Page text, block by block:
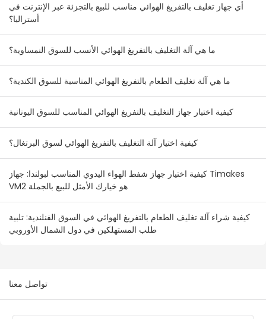
أي جهاز تغليف بالتفريغ الهوائي مناسب للبيع بالتجزئة عبر الإنترنت في
أستراليا؟
ما هي آلة التغليف بالتفريغ الهوائي الأنسب للسوق النمساوية؟
ما هي آلة تغليف الطعام بالتفريغ الهوائي المناسبة للسوق الكندية؟
كيفية اختيار جهاز التغليف بالتفريغ الهوائي المناسب للسوق اليونانية
كيفية اختيار آلة التغليف بالتفريغ الهوائي لسوق البرتغال؟
كيفية اختيار جهاز شفط الهواء اليدوي المناسب لبولندا: جهاز Timakes
VM2 هو خيارك الأمثل للبيع بالجملة
كيفية شراء آلة تغليف الطعام بالتفريغ الهوائي في السوق الفنلندية: تلبية
طلب المستهلكين في دول الشمال الأوروبي
تواصل معنا